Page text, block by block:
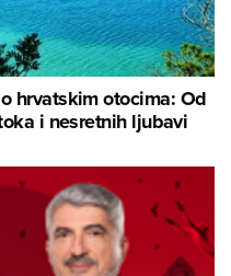
hrvatskim otocima: Od
i nesretnih ljubavi